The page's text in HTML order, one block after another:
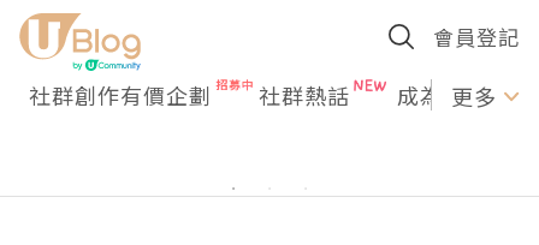
會員登記
社群創作有價企劃 社群熱話 成為U更多